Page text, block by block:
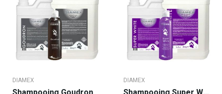
DIAMEX DIAMEX